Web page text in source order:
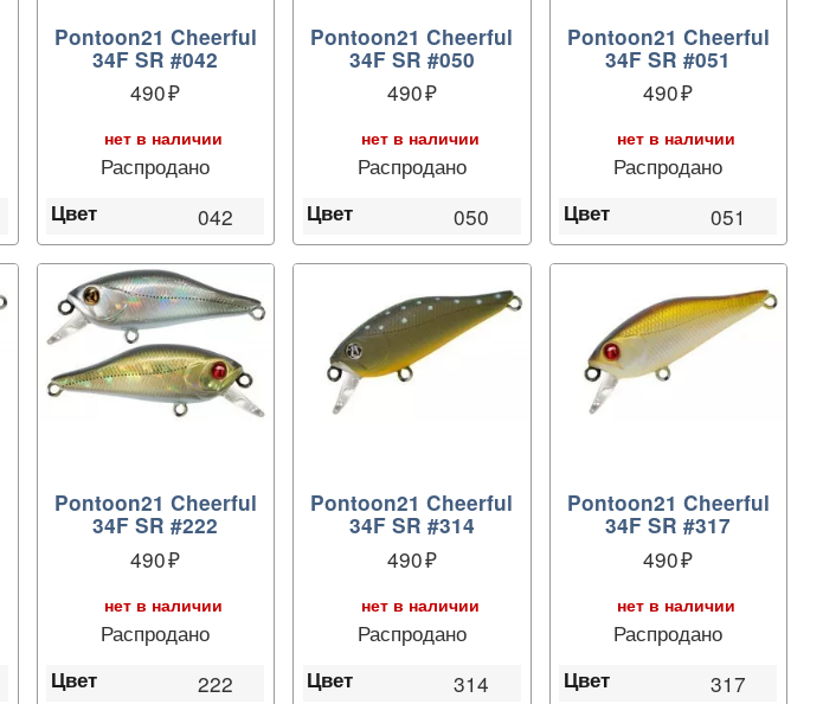
Pontoon21 Cheerful
34F SR #042
490
нет в наличии
Распродано
Цвет 042
Pontoon21 Cheerful
34F SR #050
490
нет в наличии
Распродано
Цвет 050
Pontoon21 Cheerful
34F SR #051
490
нет в наличии
Распродано
Цвет 051
Pontoon21 Cheerful
34F SR #222
490
нет в наличии
Распродано
Цвет 222
Pontoon21 Cheerful
34F SR #314
490
нет в наличии
Распродано
Цвет 314
Pontoon21 Cheerful
34F SR #317
490
нет в наличии
Распродано
Цвет 317